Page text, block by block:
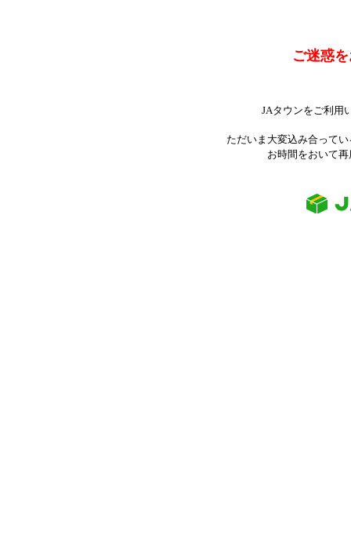
ご迷惑
JAタウンをご利用
ただいま大変込み合って
お時間をおいて